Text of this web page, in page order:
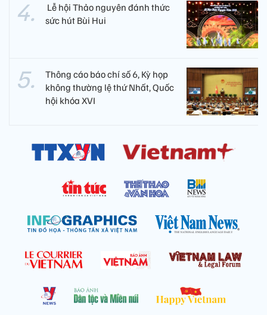
​ Lễ hội Thảo nguyên đánh thức
sức hút Bùi Hui
Thông cáo báo chí số 6, Kỳ họp
không thường lệ thứ Nhất, Quốc
hội khóa XVI